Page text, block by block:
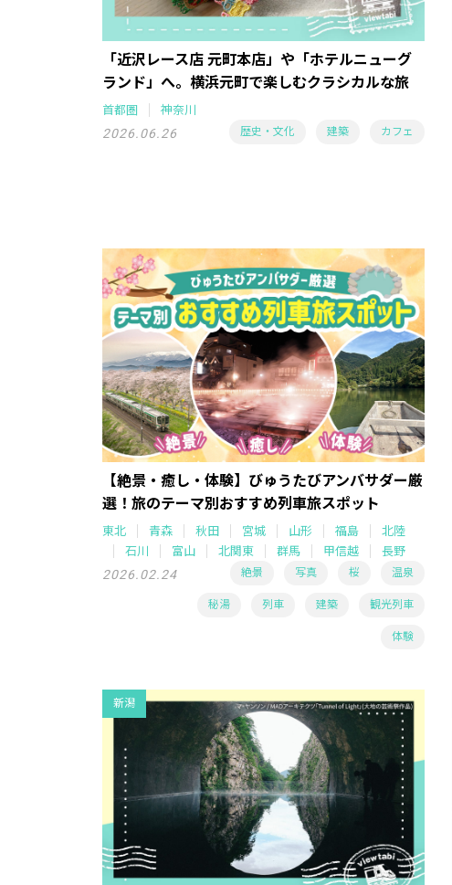
「近沢レース店 元町本店」や「ホテルニューグ
ランド」へ。横浜元町で楽しむクラシカルな旅
首都圏 神奈川
2026.06.26 歴史・文化 建築 カフェ
【絶景・癒し・体験】びゅうたびアンバサダー厳
選！旅のテーマ別おすすめ列車旅スポット
東北 青森 秋田 宮城 山形 福島
北陸
石川
富山 北関東 群馬 甲信越 長野
2026.02.24 絶景 写真 桜 温泉
秘湯 列車 建築 観光列車
体験
新潟